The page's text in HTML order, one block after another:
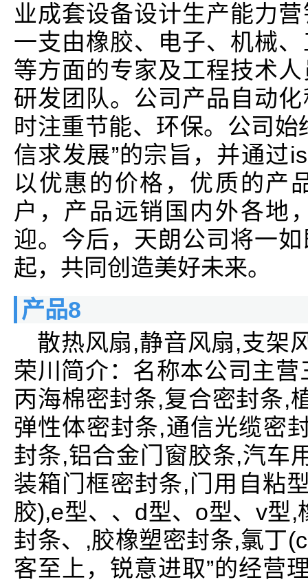
业成套设备设计生产能力
一支由橡胶、电子、机械
等方面的专家及工程技术
研发团队。公司产品自动
时注重节能、环保。公司
信求发展”的宗旨，并通过
以优惠的价格，优质的产
户，产品远销国内外各地
迎。今后，天朗公司将一
起，共同创造美好未来。
产品8
散热风扇,静音风扇,支架
荣川简介：名称本公司主
丙海棉密封条,复合密封条,
弹性体密封条,通信光缆密
封条,铝合金门窗胶条,汽车
装箱门框密封条,门用自粘
胶),e型、、d型、o型、v型
封条、,胶橡塑密封条,氯丁
客至上，锐意进取”的经营